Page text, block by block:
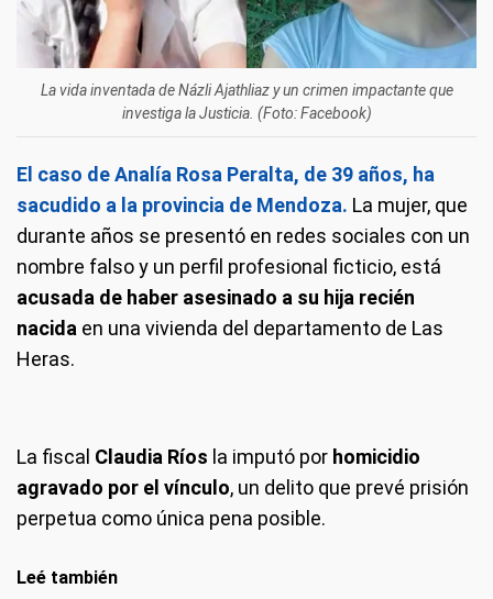
La vida inventada de Názli Ajathliaz y un crimen impactante que
investiga la Justicia. (Foto: Facebook)
El caso de Analía Rosa Peralta, de 39 años, ha
sacudido a la provincia de Mendoza. La mujer, que
durante años se presentó en redes sociales con un
nombre falso y un perfil profesional ficticio, está
acusada de haber asesinado a su hija recién
nacida en una vivienda del departamento de Las
Heras.
La fiscal Claudia Ríos la imputó por homicidio
agravado por el vínculo, un delito que prevé prisión
perpetua como única pena posible.
Leé también